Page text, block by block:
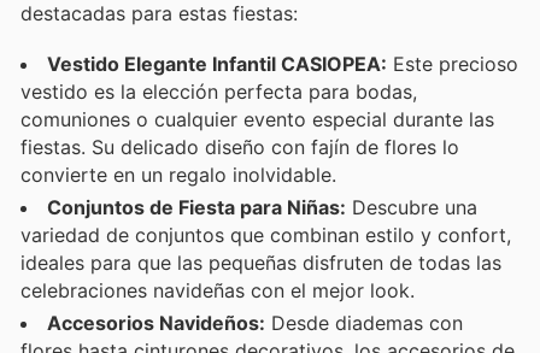
destacadas para estas fiestas:
Vestido Elegante Infantil CASIOPEA: Este precioso
vestido es la elección perfecta para bodas,
comuniones o cualquier evento especial durante las
fiestas. Su delicado diseño con fajín de flores lo
convierte en un regalo inolvidable.
Conjuntos de Fiesta para Niñas: Descubre una
variedad de conjuntos que combinan estilo y confort,
ideales para que las pequeñas disfruten de todas las
celebraciones navideñas con el mejor look.
Accesorios Navideños: Desde diademas con